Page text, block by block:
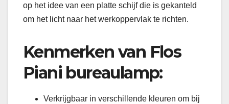
op het idee van een platte schijf die is gekanteld
om het licht naar het werkoppervlak te richten.
Kenmerken van Flos
Piani bureaulamp:
Verkrijgbaar in verschillende kleuren om bij